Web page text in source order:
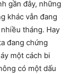
gần đây, những
khác vẫn đang
tháng. Hay
đang chứng
một cách bi
có một dấu